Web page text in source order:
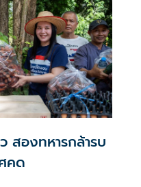
สองทหารกล้ารบ
คด